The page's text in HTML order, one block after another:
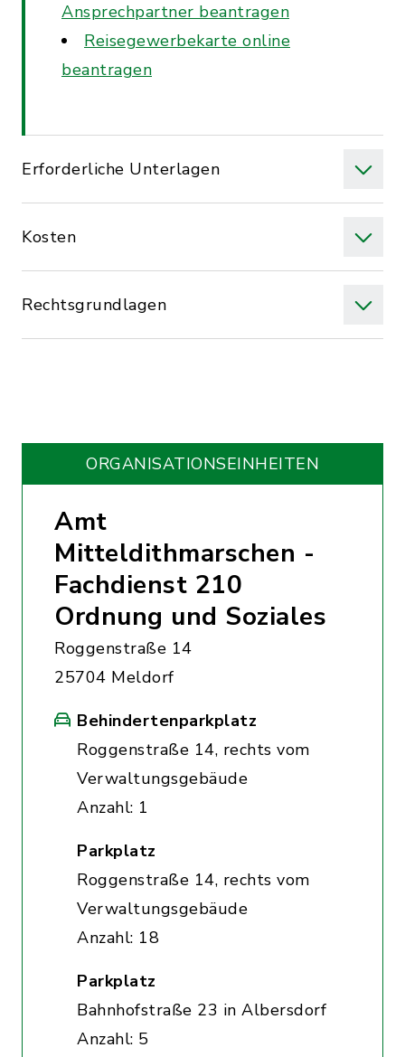
Ansprechpartner beantragen
Reisegewerbekarte online
beantragen
Erforderliche Unterlagen
Kosten
Rechtsgrundlagen
ORGANISATIONS­EINHEITEN
Amt
Mitteldithmarschen -
Fachdienst 210
Ordnung und Soziales
Roggenstraße 14
25704 Meldorf
Behindertenparkplatz
Roggenstraße 14, rechts vom
Verwaltungsgebäude
Anzahl: 1
Parkplatz
Roggenstraße 14, rechts vom
Verwaltungsgebäude
Anzahl: 18
Parkplatz
Bahnhofstraße 23 in Albersdorf
Anzahl: 5